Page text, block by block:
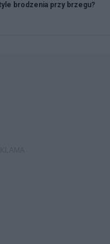
brodzenia przy brzegu?